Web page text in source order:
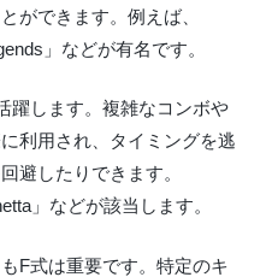
ができます。例えば、
」などが有名です。
躍します。複雑なコンボや
利用され、タイミングを逃
避したりできます。
」などが該当します。
F式は重要です。特定のキ